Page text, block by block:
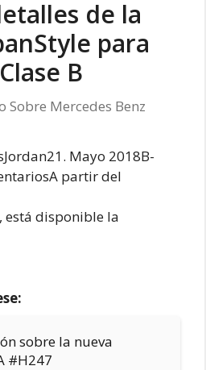
de la
para
B
Sobre Mercedes Benz
Jordan21. Mayo 2018B-
partir del
está disponible la
sobre la nueva
#H247